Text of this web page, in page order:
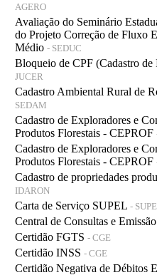
AGERO
Avaliação do Seminário
do Projeto Correção de Fluxo
Médio - SEDUC
Bloqueio de CPF (Cadastro de
JUCER
Cadastro Ambiental Rural de
SEDAM
Cadastro de Exploradores e
Produtos Florestais - CEPROF
Cadastro de Exploradores e
Produtos Florestais - CEPROF
Cadastro de propriedades
IDARON
Carta de Serviço SUPEL -
Central de Consultas e
Certidão FGTS - CGE
Certidão INSS - CGE
Certidão Negativa de Débitos